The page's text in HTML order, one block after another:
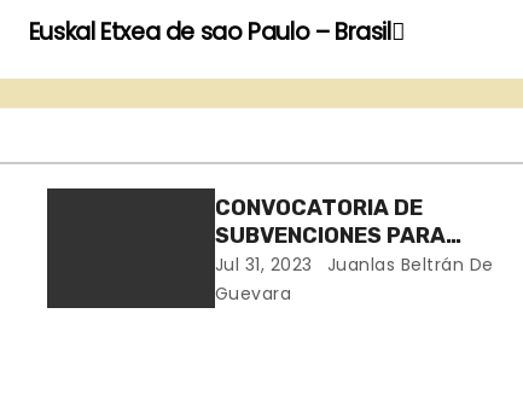
Euskal Etxea de sao Paulo – Brasil
CONVOCATORIA DE
SUBVENCIONES PARA
CENTROS VASCOS – EUSKAL
Jul 31, 2023
Juanlas Beltrán De
Guevara